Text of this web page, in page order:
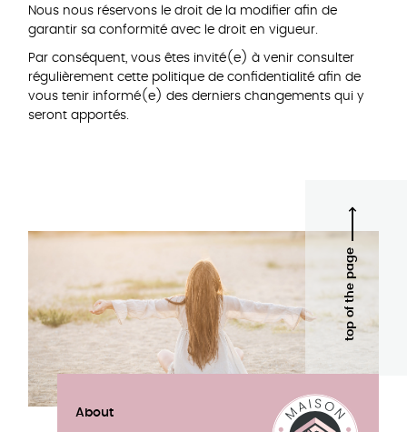
Nous nous réservons le droit de la modifier afin de
garantir sa conformité avec le droit en vigueur.
Par conséquent, vous êtes invité(e) à venir consulter
régulièrement cette politique de confidentialité afin de
vous tenir informé(e) des derniers changements qui y
seront apportés.
top of the page
About